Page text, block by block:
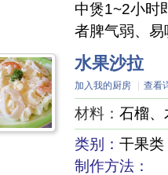
中煲1~2小时
者脾气弱、
水果沙拉
加入我的厨房 查看
材料： 石榴、
类别： 干果类
制作方法：